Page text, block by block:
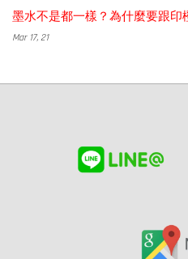
墨水不是都一樣？為什麼要跟印
Mar 17, 21